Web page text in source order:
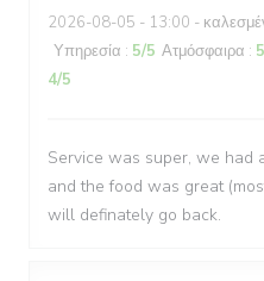
2026-08-05 - 13:00 -
Υπηρεσία : 5/5 Ατμόσφαιρα : 5
4/5
Service was super, we had
and the food was great
will definately go back.